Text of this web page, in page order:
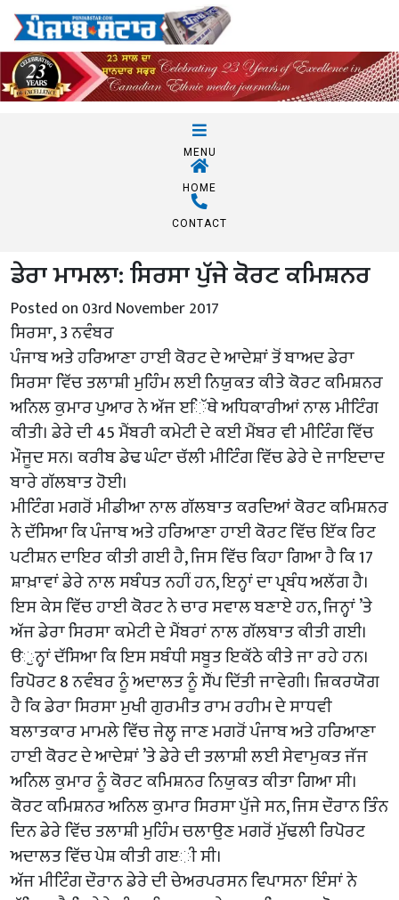
MENU
HOME
CONTACT
ਡੇਰਾ ਮਾਮਲਾ: ਸਿਰਸਾ ਪੁੱਜੇ ਕੋਰਟ ਕਮਿਸ਼ਨਰ
Posted on 03rd November 2017
ਸਿਰਸਾ, 3 ਨਵੰਬਰ
ਪੰਜਾਬ ਅਤੇ ਹਰਿਆਣਾ ਹਾਈ ਕੋਰਟ ਦੇ ਆਦੇਸ਼ਾਂ ਤੋਂ ਬਾਅਦ ਡੇਰਾ
ਸਿਰਸਾ ਵਿੱਚ ਤਲਾਸ਼ੀ ਮੁਹਿੰਮ ਲਈ ਨਿਯੁਕਤ ਕੀਤੇ ਕੋਰਟ ਕਮਿਸ਼ਨਰ
ਅਨਿਲ ਕੁਮਾਰ ਪੁਆਰ ਨੇ ਅੱਜ ੲਿੱਥੇ ਅਧਿਕਾਰੀਆਂ ਨਾਲ ਮੀਟਿੰਗ
ਕੀਤੀ। ਡੇਰੇ ਦੀ 45 ਮੈਂਬਰੀ ਕਮੇਟੀ ਦੇ ਕਈ ਮੈਂਬਰ ਵੀ ਮੀਟਿੰਗ ਵਿੱਚ
ਮੌਜੂਦ ਸਨ। ਕਰੀਬ ਡੇਢ ਘੰਟਾ ਚੱਲੀ ਮੀਟਿੰਗ ਵਿੱਚ ਡੇਰੇ ਦੇ ਜਾਇਦਾਦ
ਬਾਰੇ ਗੱਲਬਾਤ ਹੋਈ।
ਮੀਟਿੰਗ ਮਗਰੋਂ ਮੀਡੀਆ ਨਾਲ ਗੱਲਬਾਤ ਕਰਦਿਆਂ ਕੋਰਟ ਕਮਿਸ਼ਨਰ
ਨੇ ਦੱਸਿਆ ਕਿ ਪੰਜਾਬ ਅਤੇ ਹਰਿਆਣਾ ਹਾਈ ਕੋਰਟ ਵਿੱਚ ਇੱਕ ਰਿਟ
ਪਟੀਸ਼ਨ ਦਾਇਰ ਕੀਤੀ ਗਈ ਹੈ, ਜਿਸ ਵਿੱਚ ਕਿਹਾ ਗਿਆ ਹੈ ਕਿ 17
ਸ਼ਾਖ਼ਾਵਾਂ ਡੇਰੇ ਨਾਲ ਸਬੰਧਤ ਨਹੀਂ ਹਨ, ਇਨ੍ਹਾਂ ਦਾ ਪ੍ਰਬੰਧ ਅਲੱਗ ਹੈ।
ਇਸ ਕੇਸ ਵਿੱਚ ਹਾਈ ਕੋਰਟ ਨੇ ਚਾਰ ਸਵਾਲ ਬਣਾਏ ਹਨ, ਜਿਨ੍ਹਾਂ ’ਤੇ
ਅੱਜ ਡੇਰਾ ਸਿਰਸਾ ਕਮੇਟੀ ਦੇ ਮੈਂਬਰਾਂ ਨਾਲ ਗੱਲਬਾਤ ਕੀਤੀ ਗਈ।
ੳੁਨ੍ਹਾਂ ਦੱਸਿਆ ਕਿ ਇਸ ਸਬੰਧੀ ਸਬੂਤ ਇਕੱਠੇ ਕੀਤੇ ਜਾ ਰਹੇ ਹਨ।
ਰਿਪੋਰਟ 8 ਨਵੰਬਰ ਨੂੰ ਅਦਾਲਤ ਨੂੰ ਸੌਂਪ ਦਿੱਤੀ ਜਾਵੇਗੀ। ਜ਼ਿਕਰਯੋਗ
ਹੈ ਕਿ ਡੇਰਾ ਸਿਰਸਾ ਮੁਖੀ ਗੁਰਮੀਤ ਰਾਮ ਰਹੀਮ ਦੇ ਸਾਧਵੀ
ਬਲਾਤਕਾਰ ਮਾਮਲੇ ਵਿੱਚ ਜੇਲ੍ਹ ਜਾਣ ਮਗਰੋਂ ਪੰਜਾਬ ਅਤੇ ਹਰਿਆਣਾ
ਹਾਈ ਕੋਰਟ ਦੇ ਆਦੇਸ਼ਾਂ ’ਤੇ ਡੇਰੇ ਦੀ ਤਲਾਸ਼ੀ ਲਈ ਸੇਵਾਮੁਕਤ ਜੱਜ
ਅਨਿਲ ਕੁਮਾਰ ਨੂੰ ਕੋਰਟ ਕਮਿਸ਼ਨਰ ਨਿਯੁਕਤ ਕੀਤਾ ਗਿਆ ਸੀ।
ਕੋਰਟ ਕਮਿਸ਼ਨਰ ਅਨਿਲ ਕੁਮਾਰ ਸਿਰਸਾ ਪੁੱਜੇ ਸਨ, ਜਿਸ ਦੌਰਾਨ ਤਿੰਨ
ਦਿਨ ਡੇਰੇ ਵਿੱਚ ਤਲਾਸ਼ੀ ਮੁਹਿੰਮ ਚਲਾਉਣ ਮਗਰੋਂ ਮੁੱਢਲੀ ਰਿਪੋਰਟ
ਅਦਾਲਤ ਵਿੱਚ ਪੇਸ਼ ਕੀਤੀ ਗੲੀ ਸੀ।
ਅੱਜ ਮੀਟਿੰਗ ਦੌਰਾਨ ਡੇਰੇ ਦੀ ਚੇਅਰਪਰਸਨ ਵਿਪਾਸਨਾ ਇੰਸਾਂ ਨੇ